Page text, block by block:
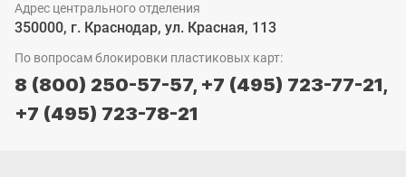
Адрес центрального отделения
350000, г. Краснодар, ул. Красная, 113
По вопросам блокировки пластиковых карт:
8 (800) 250-57-57, +7 (495) 723-77-21,
+7 (495) 723-78-21